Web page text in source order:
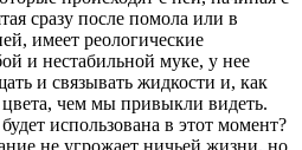
сразу после помола или в
имеет реологические
и нестабильной муке, у нее
и связывать жидкости и, как
чем мы привыкли видеть.
использована в этот момент?